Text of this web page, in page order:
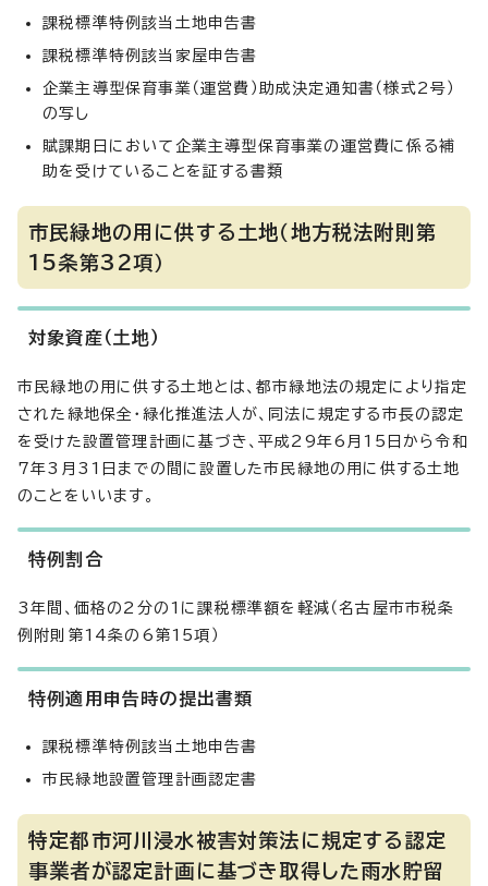
課税標準特例該当土地申告書
課税標準特例該当家屋申告書
企業主導型保育事業（運営費）助成決定通知書（様式2号）
の写し
賦課期日において企業主導型保育事業の運営費に係る補
助を受けていることを証する書類
市民緑地の用に供する土地（地方税法附則第
15条第32項）
対象資産（土地）
市民緑地の用に供する土地とは、都市緑地法の規定により指定
された緑地保全・緑化推進法人が、同法に規定する市長の認定
を受けた設置管理計画に基づき、平成29年6月15日から令和
7年3月31日までの間に設置した市民緑地の用に供する土地
のことをいいます。
特例割合
3年間、価格の2分の1に課税標準額を軽減（名古屋市市税条
例附則第14条の6第15項）
特例適用申告時の提出書類
課税標準特例該当土地申告書
市民緑地設置管理計画認定書
特定都市河川浸水被害対策法に規定する認定
事業者が認定計画に基づき取得した雨水貯留